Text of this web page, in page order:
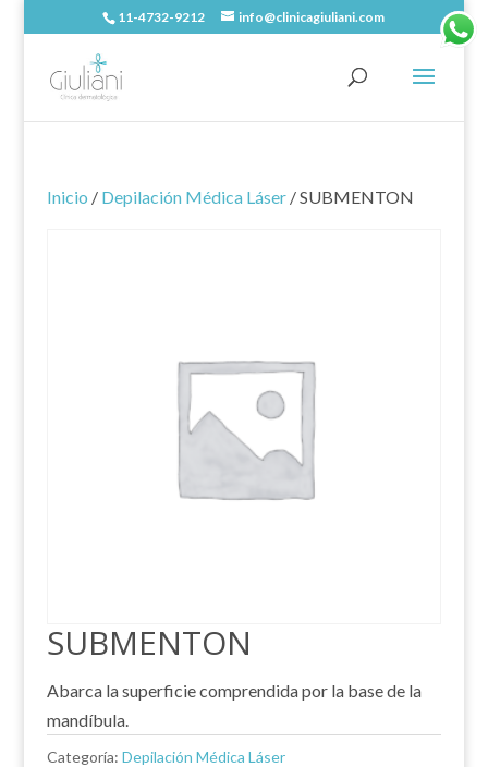
11-4732-9212 info@clinicagiuliani.com
Inicio / Depilación Médica Láser/ SUBMENTON
SUBMENTON
Abarca la superficie comprendida por la base de la
mandíbula.
Categoría: Depilación Médica Láser